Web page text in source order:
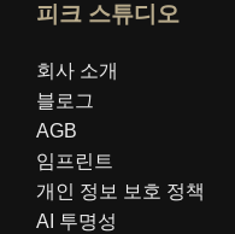
피크 스튜디오
회사 소개
블로그
AGB
임프린트
개인 정보 보호 정책
AI 투명성